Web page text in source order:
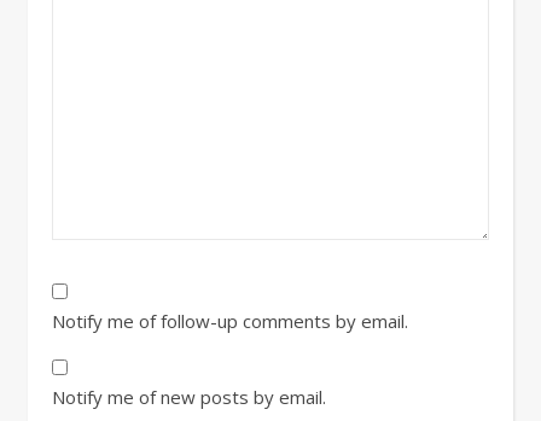
Notify me of follow-up comments by email.
Notify me of new posts by email.